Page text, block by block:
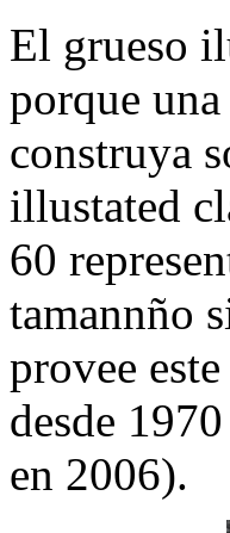
El grueso
porque
construya
illustated
60
tamannño
provee
desde
en 2006).